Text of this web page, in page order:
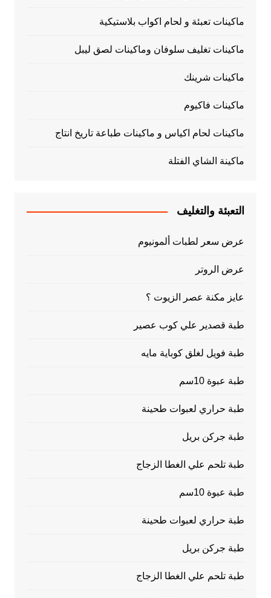
ماكينات تعبئة و لحام اكواب بلاستيكية
ماكينات تغليف سلوفان وماكينات لصق ليبل
ماكينات شرينك
ماكينات فاكيوم
ماكينات لحام اكياس و ماكينات طباعة تاريخ انتاج
ماكينة الشاي الفتلة
التعبئة والتغليف
عرض سعر لطبات ألمونيوم
عرض الروتر
عايز مكنة عصر الزيوت ؟
طبة قصدير علي كوب عصير
طبة فويل لغلق كوباية مايه
طبة عبوة 10سم
طبة حراري لعبوات طحينة
طبة جركن بريل
طبة تلحم علي الغطا الزجاج
طبة عبوة 10سم
طبة حراري لعبوات طحينة
طبة جركن بريل
طبة تلحم علي الغطا الزجاج